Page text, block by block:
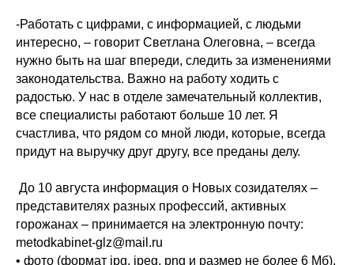
-Работать с цифрами, с информацией, с людьми
интересно, – говорит Светлана Олеговна, – всегда
нужно быть на шаг впереди, следить за изменениями
законодательства. Важно на работу ходить с
радостью. У нас в отделе замечательный коллектив,
все специалисты работают больше 10 лет. Я
счастлива, что рядом со мной люди, которые, всегда
придут на выручку друг другу, все преданы делу.
До 10 августа информация о Новых созидателях –
представителях разных профессий, активных
горожанах – принимается на электронную почту:
metodkabinet-glz@mail.ru
• фото (формат jpg, jpeg, png и размер не более 6 Мб),